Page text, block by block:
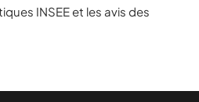
INSEE et les avis des